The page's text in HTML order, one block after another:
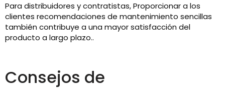
Para distribuidores y contratistas, Proporcionar a los
clientes recomendaciones de mantenimiento sencillas
también contribuye a una mayor satisfacción del
producto a largo plazo..
Consejos de